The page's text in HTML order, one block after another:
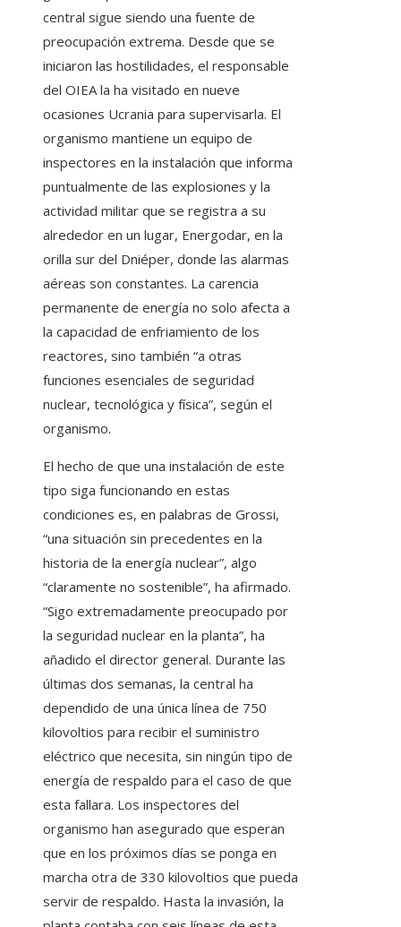
central sigue siendo una fuente de
preocupación extrema. Desde que se
iniciaron las hostilidades, el responsable
del OIEA la ha visitado en nueve
ocasiones Ucrania para supervisarla. El
organismo mantiene un equipo de
inspectores en la instalación que informa
puntualmente de las explosiones y la
actividad militar que se registra a su
alrededor en un lugar, Energodar, en la
orilla sur del Dniéper, donde las alarmas
aéreas son constantes. La carencia
permanente de energía no solo afecta a
la capacidad de enfriamiento de los
reactores, sino también “a otras
funciones esenciales de seguridad
nuclear, tecnológica y física”, según el
organismo.
El hecho de que una instalación de este
tipo siga funcionando en estas
condiciones es, en palabras de Grossi,
“una situación sin precedentes en la
historia de la energía nuclear”, algo
“claramente no sostenible”, ha afirmado.
“Sigo extremadamente preocupado por
la seguridad nuclear en la planta”, ha
añadido el director general. Durante las
últimas dos semanas, la central ha
dependido de una única línea de 750
kilovoltios para recibir el suministro
eléctrico que necesita, sin ningún tipo de
energía de respaldo para el caso de que
esta fallara. Los inspectores del
organismo han asegurado que esperan
que en los próximos días se ponga en
marcha otra de 330 kilovoltios que pueda
servir de respaldo. Hasta la invasión, la